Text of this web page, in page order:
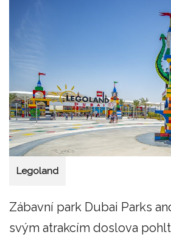
Legoland
Zábavní park Dubai Parks
svým atrakcím doslova